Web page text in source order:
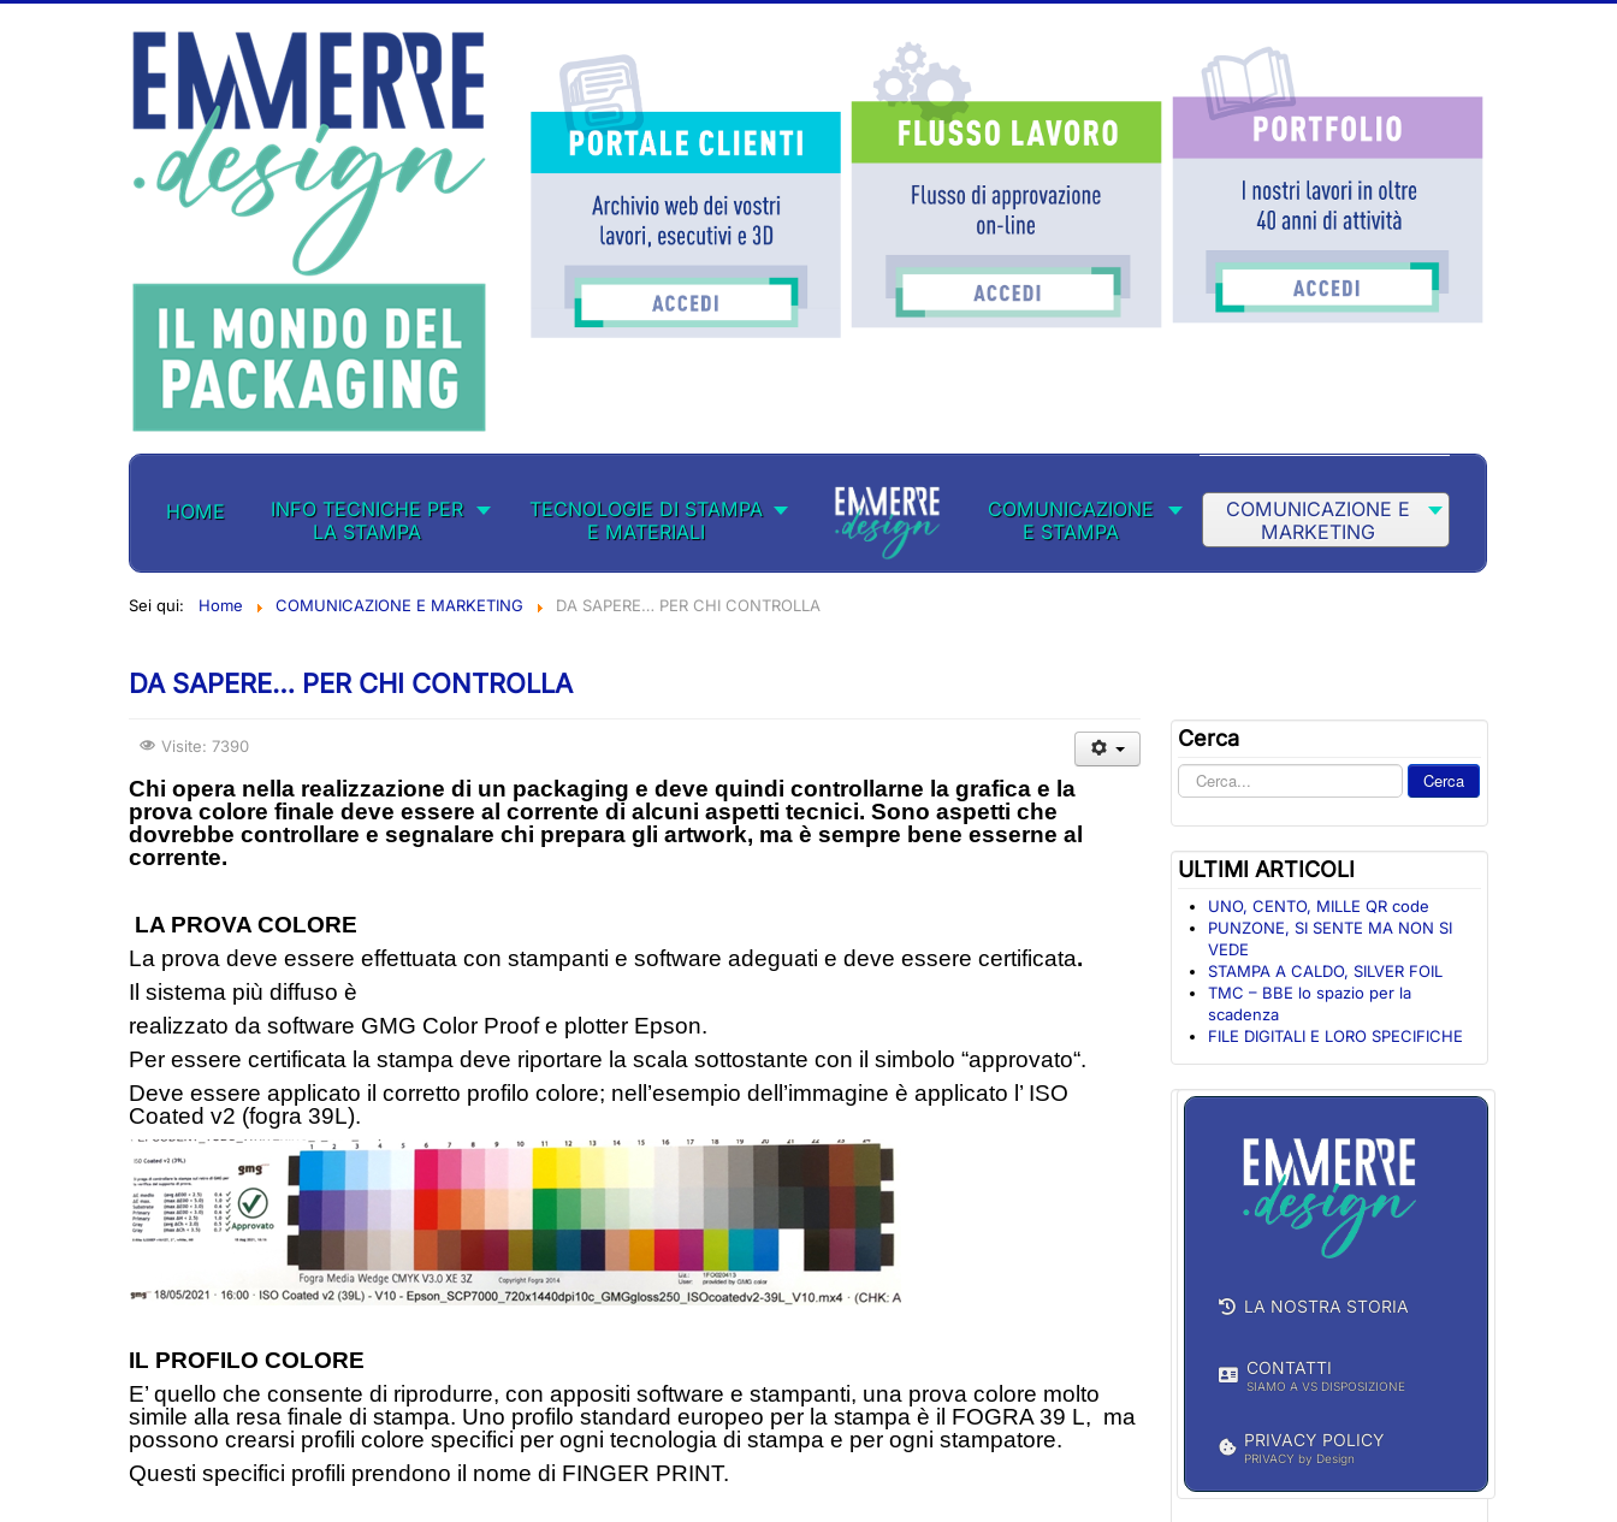
HOME
INFO TECNICHE PER
LA STAMPA
TECNOLOGIE DI STAMPA
E MATERIALI
COMUNICAZIONE
E STAMPA
COMUNICAZIONE E
MARKETING
Sei qui: Home COMUNICAZIONE E MARKETING DA SAPERE… PER CHI CONTROLLA
DA SAPERE… PER CHI CONTROLLA
Visite: 7390
Chi opera nella realizzazione di un packaging e deve quindi controllarne la grafica e la
prova colore finale deve essere al corrente di alcuni aspetti tecnici. Sono aspetti che
dovrebbe controllare e segnalare chi prepara gli artwork, ma è sempre bene esserne al
corrente.
LA PROVA COLORE
La prova deve essere effettuata con stampanti e software adeguati e deve essere certificata.
Il sistema più diffuso è
realizzato da software GMG Color Proof e plotter Epson.
Per essere certificata la stampa deve riportare la scala sottostante con il simbolo “approvato“.
Deve essere applicato il corretto profilo colore; nell’esempio dell’immagine è applicato l’ ISO
Coated v2 (fogra 39L).
IL PROFILO COLORE
E’ quello che consente di riprodurre, con appositi software e stampanti, una prova colore molto
simile alla resa finale di stampa. Uno profilo standard europeo per la stampa è il FOGRA 39 L, ma
possono crearsi profili colore specifici per ogni tecnologia di stampa e per ogni stampatore.
Questi specifici profili prendono il nome di FINGER PRINT.
Cerca
Cerca
nel
Cerca
ULTIMI ARTICOLI
UNO, CENTO, MILLE QR code
PUNZONE, SI SENTE MA NON SI
VEDE
STAMPA A CALDO, SILVER FOIL
TMC – BBE lo spazio per la
scadenza
FILE DIGITALI E LORO SPECIFICHE
LA NOSTRA STORIA
CONTATTI
SIAMO A VS DISPOSIZIONE
PRIVACY POLICY
PRIVACY by Design